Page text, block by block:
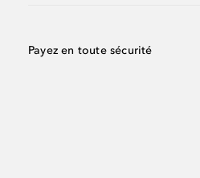
Payez en toute sécurité